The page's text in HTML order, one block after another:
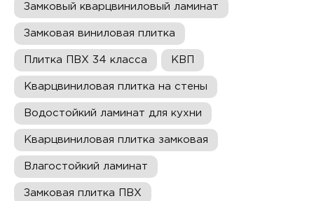
Замковый кварцвиниловый ламинат
Замковая виниловая плитка
Плитка ПВХ 34 класса КВП
Кварцвиниловая плитка на стены
Водостойкий ламинат для кухни
Кварцвиниловая плитка замковая
Влагостойкий ламинат
Замковая плитка ПВХ